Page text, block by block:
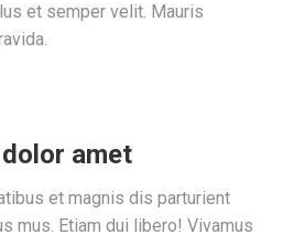
et semper velit. Mauris
amet
et magnis dis parturient
mus. Etiam dui libero! Vivamus